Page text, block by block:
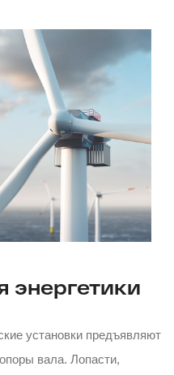
энергетики
установки предъявляют
вала. Лопасти,